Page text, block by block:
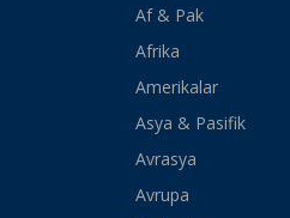
Af & Pak
Afrika
Amerikalar
Asya & Pasifik
Avrasya
Avrupa